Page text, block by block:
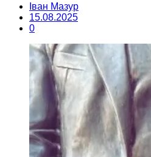
Іван Мазур
15.08.2025
0